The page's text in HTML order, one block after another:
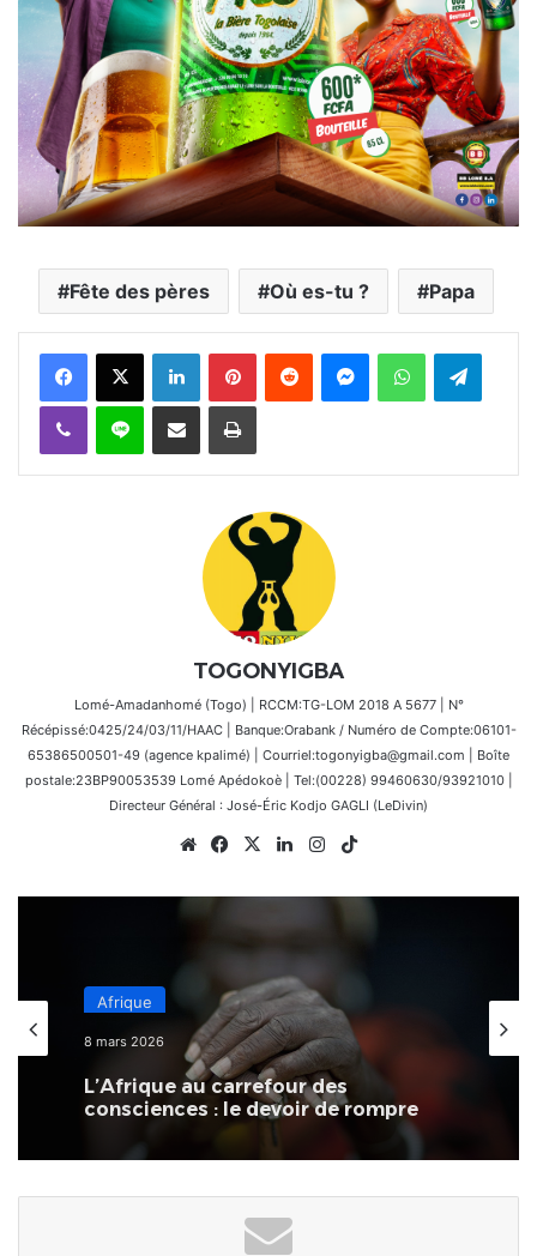
Fête des pères Où es-tu ? Papa
FacebookX Linkedin PinterestReddit MessengerWhatsAppTelegram
Viber Ligne Partager par email Imprimer
TOGONYIGBA
Lomé-Amadanhomé (Togo) | RCCM:TG-LOM 2018 A 5677 | N°
Récépissé:0425/24/03/11/HAAC | Banque:Orabank / Numéro de Compte:06101-
65386500501-49 (agence kpalimé) | Courriel:togonyigba@gmail.com | Boîte
postale:23BP90053539 Lomé Apédokoè | Tel:(00228) 99460630/93921010 |
Directeur Général : José-Éric Kodjo GAGLI (LeDivin)
WebsiteFacebook
X LinkedinInstagram
Afrique
8 mars 2026
L’Afrique au carrefour des
consciences : le devoir de rompre
avec la culture du naufrage